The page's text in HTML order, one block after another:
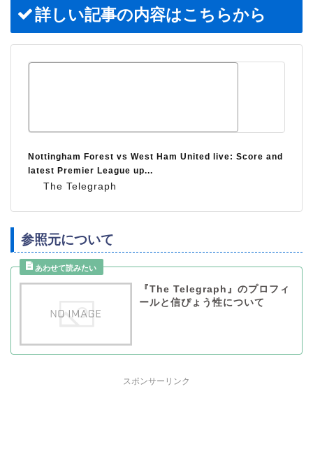
詳しい記事の内容はこちらから
The Telegraph
Nottingham Forest vs West Ham United live: Score and
latest Premier League up...
参照元について
『The Telegraph』のプロフィ
ールと信ぴょう性について
スポンサーリンク